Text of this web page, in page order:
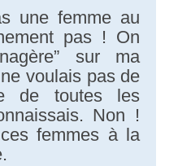
une femme au
pas ! On
sur ma
voulais pas de
de toutes les
Non !
femmes à la